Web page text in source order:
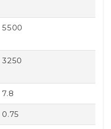
5500
3250
7.8
0.75